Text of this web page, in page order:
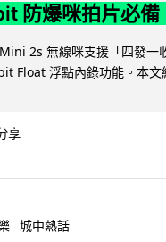
防爆咪拍片必備
2s 無線咪支援「四發一
Float 浮點內錄功能。本文
享
城中熱話